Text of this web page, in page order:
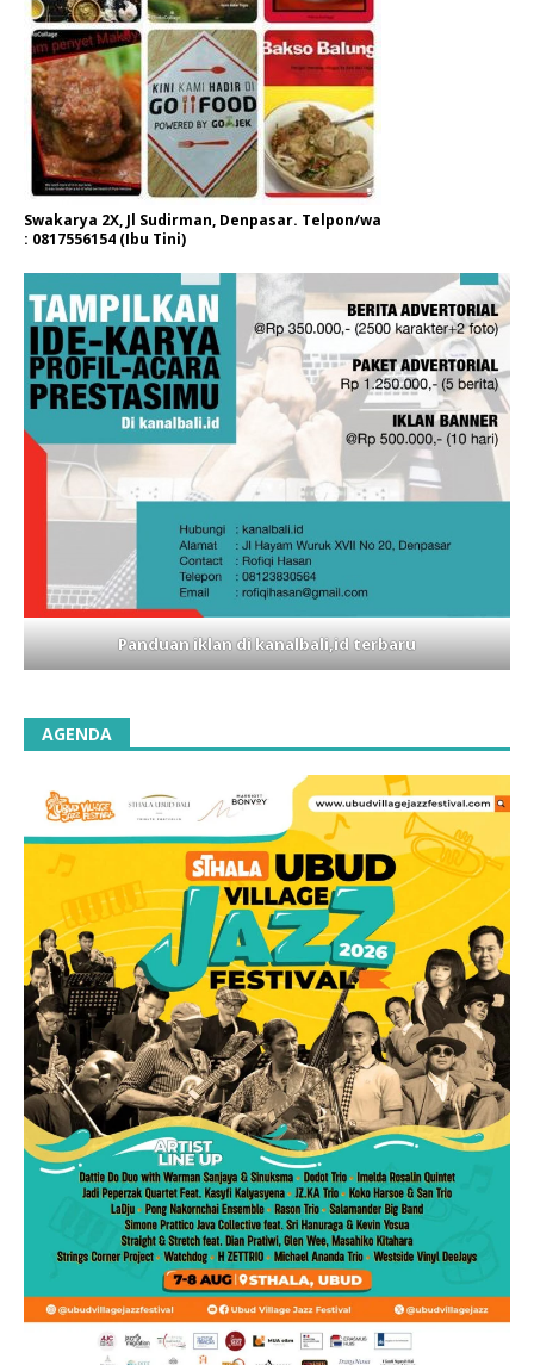
Swakarya 2X, Jl Sudirman, Denpasar. Telpon/wa
: 0817556154 (Ibu Tini)
Panduan iklan di kanalbali,id terbaru
AGENDA